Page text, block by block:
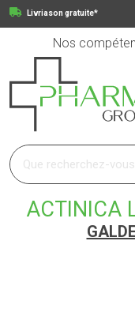
Livriason gratuite*
Nos
Pharmagroupe Votre
ACTINICA